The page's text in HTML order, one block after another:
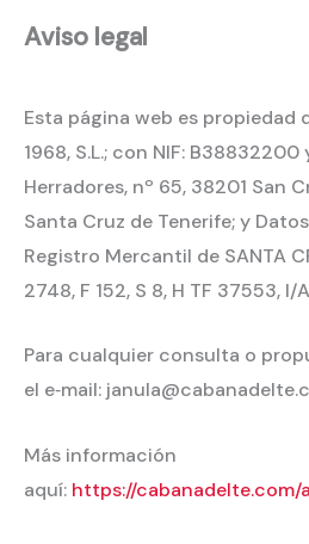
Aviso legal
Esta página web es propiedad
1968, S.L.; con NIF:
Herradores, nº 65, 38201 San
Santa Cruz de Tenerife; y
Registro Mercantil de SANTA
2748, F 152, S 8, H TF 37553, I/
Para cualquier consulta o
el e‐mail:
Más información
aquí: https://cabanadelte.com/